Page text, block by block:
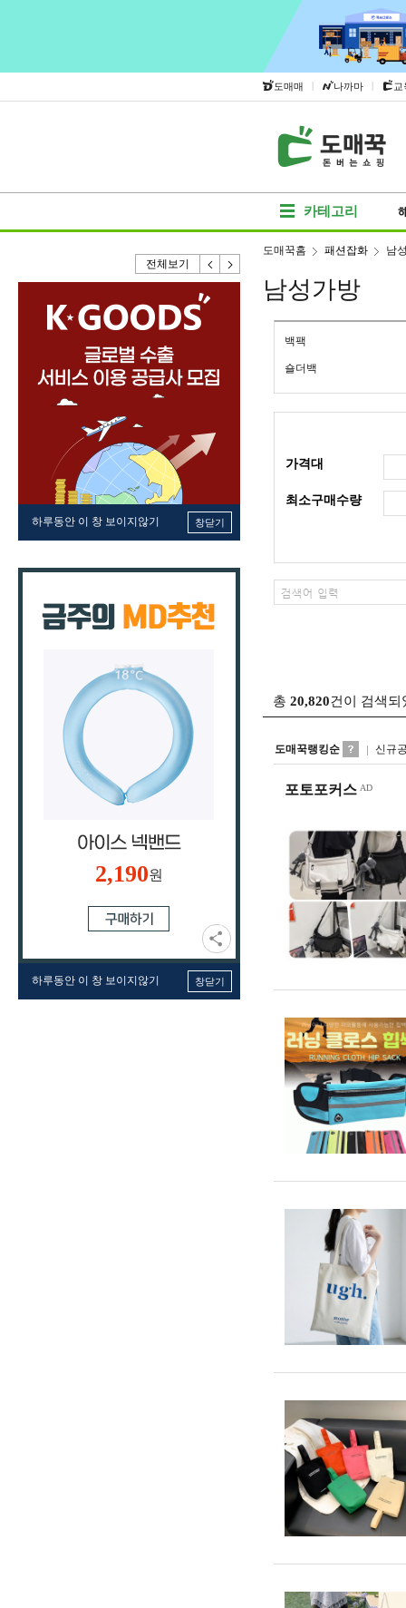
도매매 | 나까마 | 교
카테고리
전체보기
하루동안 이 창 보이지않기 창닫기
2,190원
하루동안 이 창 보이지않기 창닫기
도매꾹홈 패션잡화 남
남성가방
백팩
숄더백
가격대
최소구매수량
총 20,820건이 검색되
도매꾹랭킹순 신규
포토포커스